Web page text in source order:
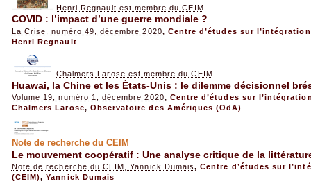
Henri Regnault est membre du CEIM
COVID : l’impact d’une guerre mondiale ?
La Crise, numéro 49, décembre 2020, Centre d’études sur
Henri Regnault
Chalmers Larose est membre du CEIM
Huawai, la Chine et les États-Unis : le dilemme décisionnel
Volume 19, numéro 1, décembre 2020, Centre d’études sur
Chalmers Larose, Observatoire des Amériques (OdA)
Note de recherche du CEIM
Le mouvement coopératif : Une analyse critique de la
Note de recherche du CEIM, Yannick Dumais,Centre d’études sur
(CEIM),Yannick Dumais